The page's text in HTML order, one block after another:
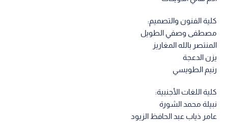
كلية الفنون والتصميم:
مصطفى وصفي الطويل
المنتصر بالله المغاريز
يزن الدعجة
رنيم الطويسي
كلية اللغات الأجنبية:
نبيلة محمد الشورة
عامر ذياب عبد الحافظ الزيود